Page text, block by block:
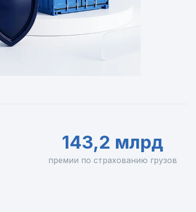
143,2 млрд
премии по страхованию грузов